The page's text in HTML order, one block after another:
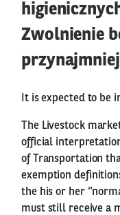
Zwolnienie
It is expected to be
The Livestock
official
of Transportation
exemption
the his or her
must still receive a